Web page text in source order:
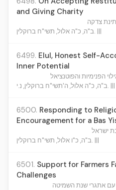
and Giving Charity
צדקה
ב"ה, כ"ה אלול, תשי"ח ברוקלין. |||
6499. Elul, Honest Self-
Inner Potential
הפנימיות והפוטנציאל
ב"ה, כ"ה אלול, ה'תשי"ח ברוקלין, נ.י. |||
6500. Responding to
Encouragement for a Bas
ישראל
ב"ה, כ"ו אלול, תשי"ח ברוקלין. |||
6501. Support for Farmers
Challenges
אתגרי שנת השמיטה